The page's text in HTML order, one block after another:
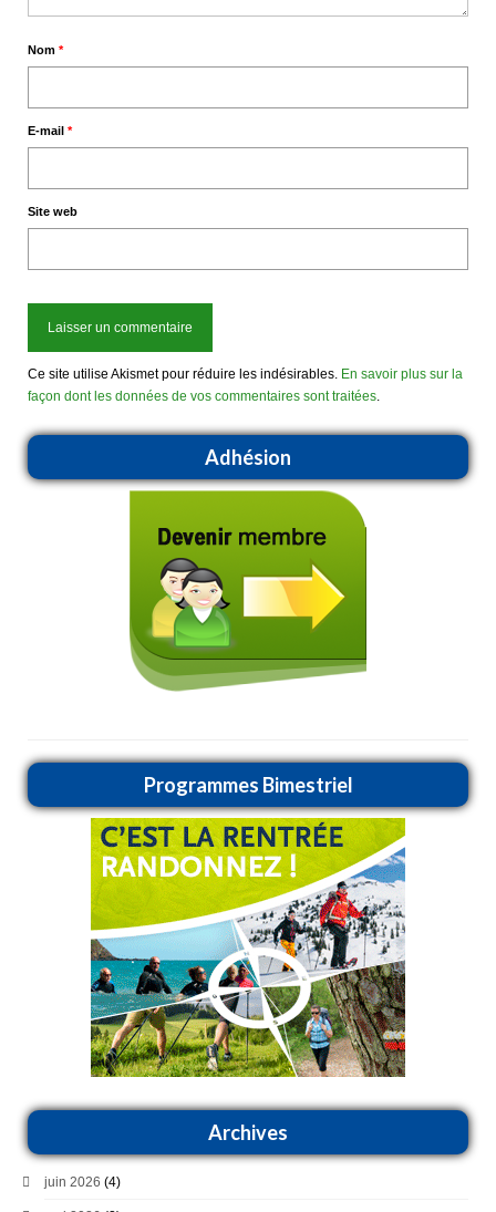
Nom *
E-mail *
Site web
Ce site utilise Akismet pour réduire les indésirables. En savoir plus sur la
façon dont les données de vos commentaires sont traitées
Adhésion
Programmes Bimestriel
Archives
juin 2026 (4)